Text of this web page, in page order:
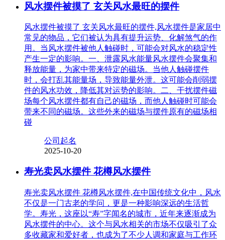
风水摆件被摸了 玄关风水最旺的摆件
风水摆件被摸了 玄关风水最旺的摆件,风水摆件是家居中
常见的物品，它们被认为具有提升运势、化解煞气的作
用。当风水摆件被他人触碰时，可能会对风水的稳定性
产生一定的影响。一、泄露风水能量风水摆件会聚集和
释放能量，为家中带来特定的磁场。当他人触碰摆件
时，会打乱其能量场，导致能量外泄。这可能会削弱摆
件的风水功效，降低其对运势的影响。二、干扰摆件磁
场每个风水摆件都有自己的磁场，而他人触碰时可能会
带来不同的磁场。这些外来的磁场与摆件原有的磁场相
碰
公司起名
2025-10-20
寿光卖风水摆件 花樽风水摆件
寿光卖风水摆件 花樽风水摆件,在中国传统文化中，风水
不仅是一门古老的学问，更是一种影响深远的生活哲
学。寿光，这座以“寿”字闻名的城市，近年来逐渐成为
风水摆件的中心。这个与风水相关的市场不仅吸引了众
多收藏家和爱好者，也成为了不少人调和家庭与工作环